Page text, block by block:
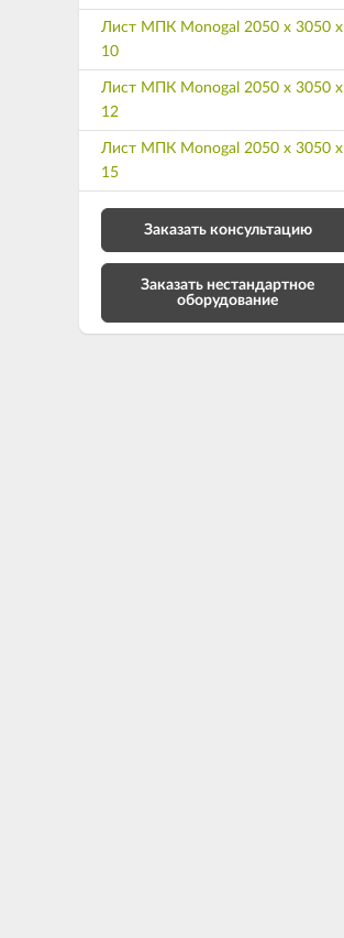
Лист МПК Monogal 2050 х 3050 х
10
Лист МПК Monogal 2050 х 3050 х
12
Лист МПК Monogal 2050 х 3050 х
15
Заказать консультацию
Заказать нестандартное
оборудование